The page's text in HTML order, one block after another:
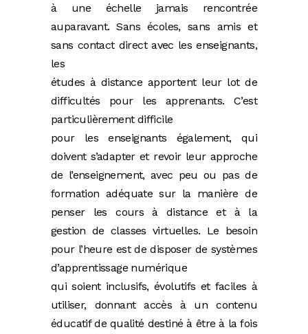
à une échelle jamais rencontrée
auparavant. Sans écoles, sans amis et
sans contact direct avec les enseignants,
les
études à distance apportent leur lot de
difficultés pour les apprenants. C’est
particulièrement difficile
pour les enseignants également, qui
doivent s’adapter et revoir leur approche
de l’enseignement, avec peu ou pas de
formation adéquate sur la manière de
penser les cours à distance et à la
gestion de classes virtuelles. Le besoin
pour l’heure est de disposer de systèmes
d’apprentissage numérique
qui soient inclusifs, évolutifs et faciles à
utiliser, donnant accès à un contenu
éducatif de qualité destiné à être à la fois